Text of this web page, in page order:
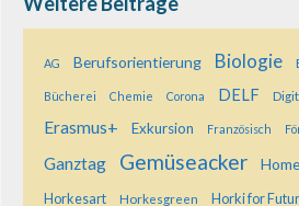
AG Berufsorientierung Biologie
Bücherei Chemie Corona DELF
Erasmus+ Exkursion Französisch
Ganztag Gemüseacker
Horkesart Horkesgreen Horki for